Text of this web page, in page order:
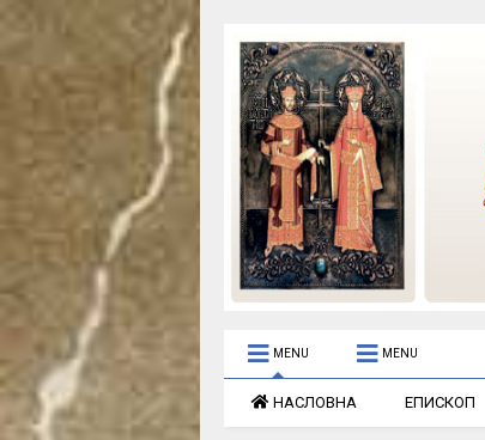
MENU MENU
НАСЛОВНА ЕПИСКОП